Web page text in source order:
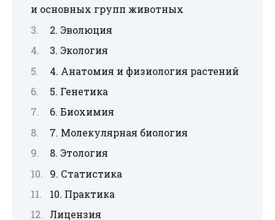
и основных групп животных
2. Эволюция
3. Экология
4. Анатомия и физиология растений
5. Генетика
6. Биохимия
7. Молекулярная биология
8. Этология
9. Статистика
10. Практика
Лицензия